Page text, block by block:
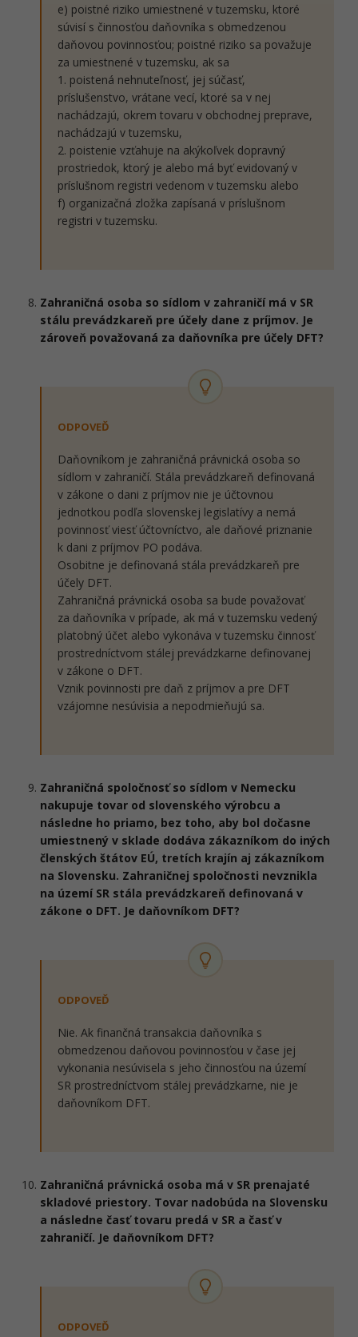
e) poistné riziko umiestnené v tuzemsku, ktoré
súvisí s činnosťou daňovníka s obmedzenou
daňovou povinnosťou; poistné riziko sa považuje
za umiestnené v tuzemsku, ak sa
1. poistená nehnuteľnosť, jej súčasť,
príslušenstvo, vrátane vecí, ktoré sa v nej
nachádzajú, okrem tovaru v obchodnej preprave,
nachádzajú v tuzemsku,
2. poistenie vzťahuje na akýkoľvek dopravný
prostriedok, ktorý je alebo má byť evidovaný v
príslušnom registri vedenom v tuzemsku alebo
f) organizačná zložka zapísaná v príslušnom
registri v tuzemsku.
Zahraničná osoba so sídlom v zahraničí má v SR
stálu prevádzkareň pre účely dane z príjmov. Je
zároveň považovaná za daňovníka pre účely DFT?
ODPOVEĎ
Daňovníkom je zahraničná právnická osoba so
sídlom v zahraničí. Stála prevádzkareň definovaná
v zákone o dani z príjmov nie je účtovnou
jednotkou podľa slovenskej legislatívy a nemá
povinnosť viesť účtovníctvo, ale daňové priznanie
k dani z príjmov PO podáva.
Osobitne je definovaná stála prevádzkareň pre
účely DFT.
Zahraničná právnická osoba sa bude považovať
za daňovníka v prípade, ak má v tuzemsku vedený
platobný účet alebo vykonáva v tuzemsku činnosť
prostredníctvom stálej prevádzkarne definovanej
v zákone o DFT.
Vznik povinnosti pre daň z príjmov a pre DFT
vzájomne nesúvisia a nepodmieňujú sa.
Zahraničná spoločnosť so sídlom v Nemecku
nakupuje tovar od slovenského výrobcu a
následne ho priamo, bez toho, aby bol dočasne
umiestnený v sklade dodáva zákazníkom do iných
členských štátov EÚ, tretích krajín aj zákazníkom
na Slovensku. Zahraničnej spoločnosti nevznikla
na území SR stála prevádzkareň definovaná v
zákone o DFT. Je daňovníkom DFT?
ODPOVEĎ
Nie. Ak finančná transakcia daňovníka s
obmedzenou daňovou povinnosťou v čase jej
vykonania nesúvisela s jeho činnosťou na území
SR prostredníctvom stálej prevádzkarne, nie je
daňovníkom DFT.
Zahraničná právnická osoba má v SR prenajaté
skladové priestory. Tovar nadobúda na Slovensku
a následne časť tovaru predá v SR a časť v
zahraničí. Je daňovníkom DFT?
ODPOVEĎ